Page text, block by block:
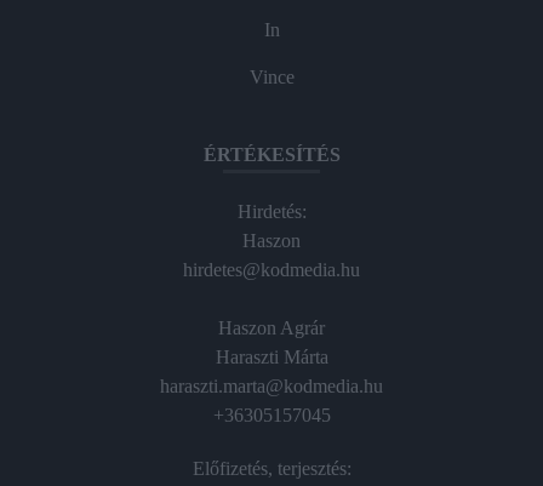
In
Vince
ÉRTÉKESÍTÉS
Hirdetés:
Haszon
hirdetes@kodmedia.hu
Haszon Agrár
Haraszti Márta
haraszti.marta@kodmedia.hu
+36305157045
Előfizetés, terjesztés: